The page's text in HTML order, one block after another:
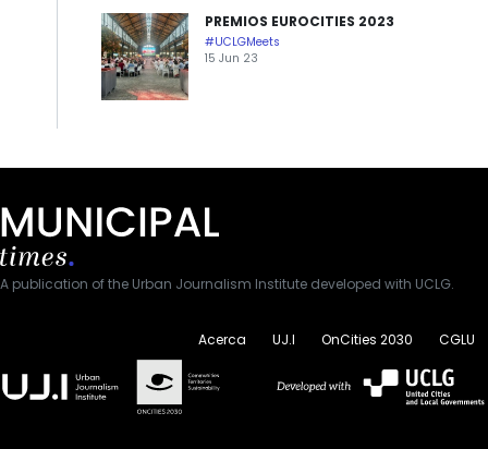
PREMIOS EUROCITIES 2023
#UCLGMeets
15 Jun 23
A publication of the Urban Journalism Institute developed with UCLG.
Acerca UJ.I OnCities 2030 CGLU